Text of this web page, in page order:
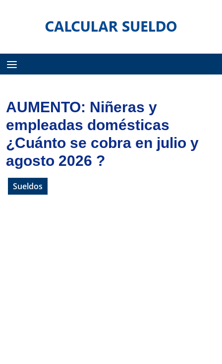
AUMENTO: Niñeras y
empleadas domésticas
¿Cuánto se cobra en julio y
agosto 2026 ?
Sueldos